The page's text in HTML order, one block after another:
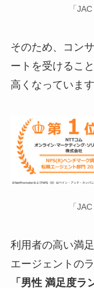
「
そのため、コン
ートを受けること
高くなっています
「
利用者の高い満
エージェントの
「男性 満足度ラ